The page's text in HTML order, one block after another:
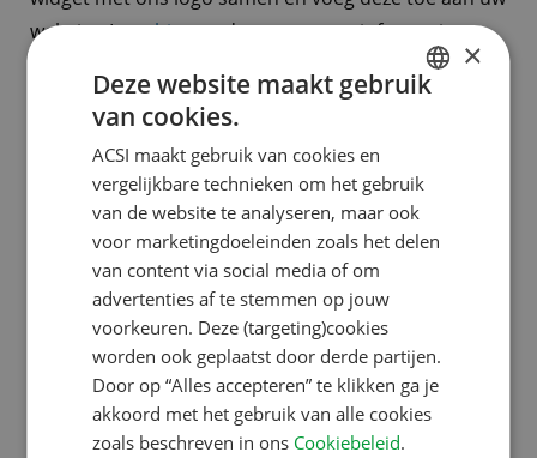
website. Leeshierverder voor meer informatie.
Meer informatie
Beeldmateriaal van ACSI
Wilt u op uw website of in een folder het ACSI-logo of
ander ACSI-beeldmateriaal gebruiken? Dat kan. U
kunt in deACSI beeldbankzelf kiezen welk beeld u
wilt gebruiken.
FRENCH
GERMAN
SPANISH
SWEDISH
×
Deze website maakt gebruik
van cookies.
ACSI maakt gebruik van cookies en
vergelijkbare technieken om het gebruik
van de website te analyseren, maar ook
voor marketingdoeleinden zoals het delen
van content via social media of om
advertenties af te stemmen op jouw
voorkeuren. Deze (targeting)cookies
worden ook geplaatst door derde partijen.
Door op “Alles accepteren” te klikken ga je
akkoord met het gebruik van alle cookies
zoals beschreven in ons Cookiebeleid.